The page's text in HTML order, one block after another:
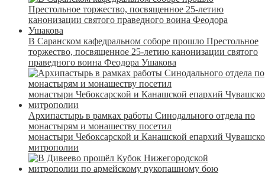
В Саранском кафедральном соборе прошло Престольное
торжество, посвященное 25-летию канонизации святого
праведного воина Феодора Ушакова
Архипастырь в рамках работы Синодального отдела по
монастырям и монашеству посетил
монастыри Чебоксарской и Канашской епархий
митрополии